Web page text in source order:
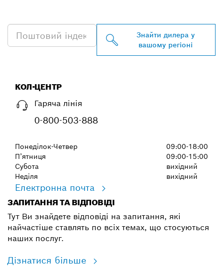
Знайти дилера у
вашому регіоні
КОЛ-ЦЕНТР
Гаряча лінія
0-800-503-888
Понеділок-Четвер
П’ятниця
Субота
Неділя
09:00-18:00
09:00-15:00
вихідний
вихідний
Електронна почта
ЗАПИТАННЯ ТА ВІДПОВІДІ
Тут Ви знайдете відповіді на запитання, які
найчастіше ставлять по всіх темах, що стосуються
наших послуг.
Дізнатися більше